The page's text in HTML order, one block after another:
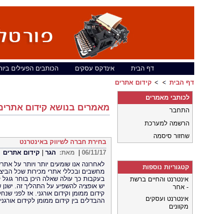
דף הבית אינדקס עסקים הכותבים הפעילים
דף הבית
קידום אתרים
מאמרים בנושא קידום
בחירת חברה לשיווק באינטרנט
06/11/17
מאת: הגר
קידום אתרים
לאחרונה אנו שומעים יותר ויותר על
מחשבים ובכללי אתרי מכירות שכל
בעקבות כך עולה שאלה היכן בוחר
יש אופציה להשפיע על התהליך זה. ישנן
קידום ממומן וקידום אורגני. אז לפני
ההבדלים בין קידום ממומן לקידום
לכותבי מאמרים
התחבר
הרשמה למערכת
שחזור סיסמה
קטגוריות נוספות
אינטרנט והחיים ברשת
- אחר
אינטרנט ועסקים
מקוונים